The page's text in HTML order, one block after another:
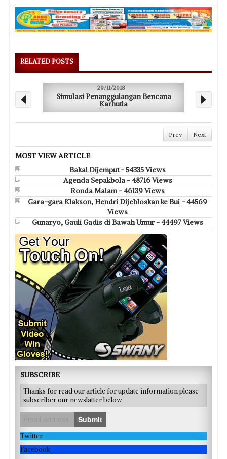
RELATED POSTS
Simulasi Penanggulangan Bencana
Prev Next
MOST VIEW ARTICLE
Bakal Dijemput - 54335 Views
Agenda Sepakbola - 48716 Views
Ronda Malam - 46139 Views
Gara-gara Klakson, Hendri Dijebloskan ke Bui - 44569
Views
Gunaryo, Gauli Gadis di Bawah Umur - 44497 Views
SUBSCRIBE
Thanks for read our article for update information please
subscriber our newslatter below
Submit
Twitter
Facebook